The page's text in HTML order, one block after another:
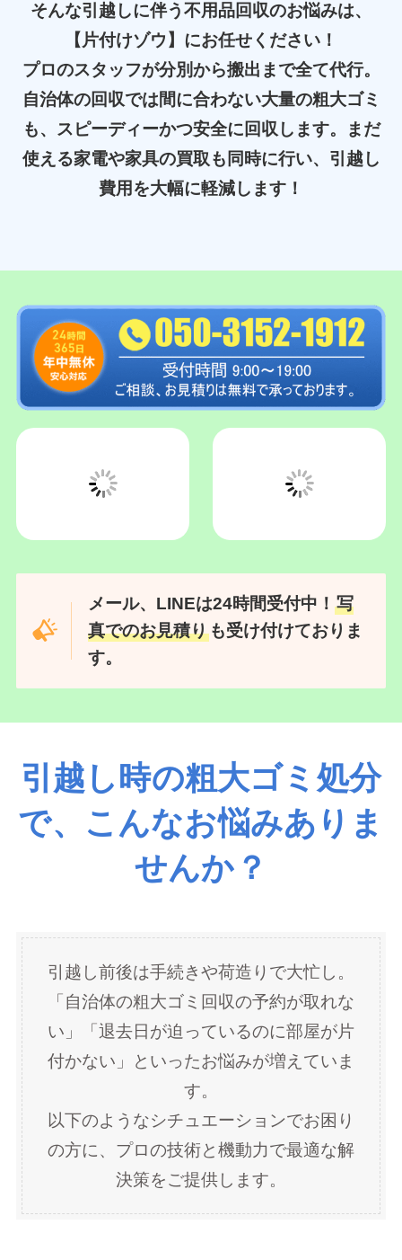
そんな引越しに伴う不用品回収のお悩みは、
【片付けゾウ】にお任せください！
プロのスタッフが分別から搬出まで全て代行。
自治体の回収では間に合わない大量の粗大ゴミ
も、スピーディーかつ安全に回収します。まだ
使える家電や家具の買取も同時に行い、引越し
費用を大幅に軽減します！
メール、LINEは24時間受付中！
す。
引越し時の粗大ゴミ処分
せんか？
引越し前後は手続きや荷造りで大忙し。
付かない」といったお悩みが増えていま
す。
以下のようなシチュエーションでお困り
の方に、プロの技術と機動力で最適な解
決策をご提供します。
引越し日まで回収が間に合わない